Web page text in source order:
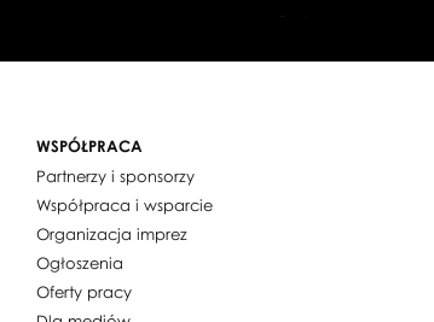
WSPÓŁPRACA
Partnerzy i sponsorzy
Współpraca i wsparcie
Organizacja imprez
Ogłoszenia
Oferty pracy